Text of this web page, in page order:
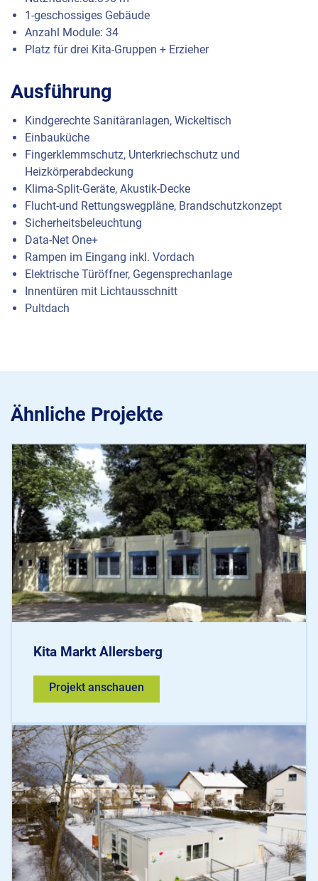
1-geschossiges Gebäude
Anzahl Module: 34
Platz für drei Kita-Gruppen + Erzieher
Ausführung
Kindgerechte Sanitäranlagen, Wickeltisch
Einbauküche
Fingerklemmschutz, Unterkriechschutz und
Heizkörperabdeckung
Klima-Split-Geräte, Akustik-Decke
Flucht-und Rettungswegpläne, Brandschutzkonzept
Sicherheitsbeleuchtung
Data-Net One+
Rampen im Eingang inkl. Vordach
Elektrische Türöffner, Gegensprechanlage
Innentüren mit Lichtausschnitt
Pultdach
Ähnliche Projekte
Kita Markt Allersberg
Projekt anschauen